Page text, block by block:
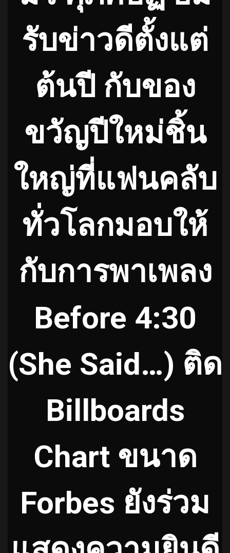
รับข่าวดีตั้งแต่
ต้นปี กับของ
ขวัญปีใหม่ชิ้น
ใหญ่ที่แฟนคลับ
ทั่วโลกมอบให้
กับการพาเพลง
Before 4:30
(She Said…) ติด
Billboards
Chart ขนาด
Forbes ยังร่วม